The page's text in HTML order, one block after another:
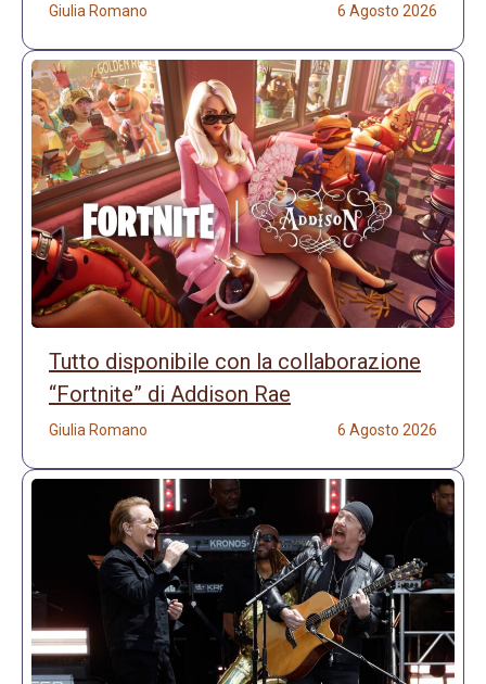
Giulia Romano 6 Agosto 2026
Tutto disponibile con la collaborazione
“Fortnite” di Addison Rae
Giulia Romano 6 Agosto 2026